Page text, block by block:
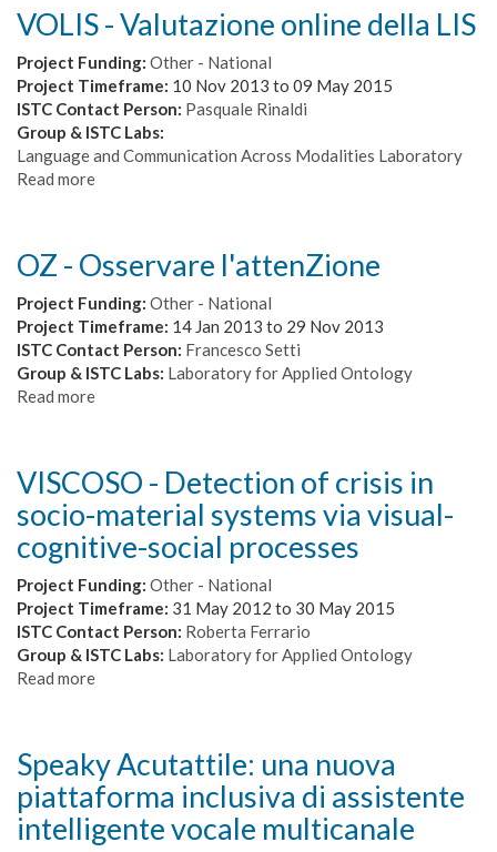
trasferibilità
del
“dialogo
aperto”
nei
DSM
italiani
House
Faenza
(esperienza
pilota)
VOLIS - Valutazione online della LIS
Project Funding: Other - National
Project Timeframe: 10 Nov 2013 to 09 May 2015
ISTC Contact Person: Pasquale Rinaldi
Group & ISTC Labs:
Language and Communication Across Modalities Laboratory
Read more
online
della
OZ - Osservare l'attenZione
Project Funding: Other - National
Project Timeframe: 14 Jan 2013 to 29 Nov 2013
ISTC Contact Person: Francesco Setti
Group & ISTC Labs: Laboratory for Applied Ontology
Read more
l'attenZione
VISCOSO - Detection of crisis in
socio-material systems via visual-
cognitive-social processes
Project Funding: Other - National
Project Timeframe: 31 May 2012 to 30 May 2015
ISTC Contact Person: Roberta Ferrario
Group & ISTC Labs: Laboratory for Applied Ontology
Read more
of
crisis
socio-
Speaky Acutattile: una nuova
piattaforma inclusiva di assistente
intelligente vocale multicanale